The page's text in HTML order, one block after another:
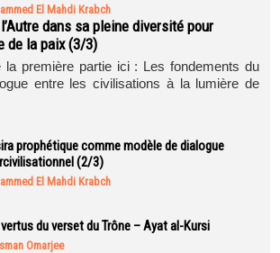
El Mahdi Krabch
dans sa pleine diversité pour
de la paix (3/3)
la première partie ici : Les fondements du
entre les civilisations à la lumière de
prophétique comme modèle de dialogue
(2/3)
El Mahdi Krabch
du verset du Trône – Ayat al-Kursi
Omarjee